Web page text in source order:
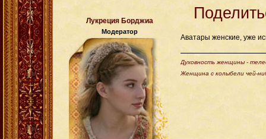
Лукреция Борджиа
Модератор
Аватары женские, уже
Духовность женщины -
Женщина с колыбели чей-